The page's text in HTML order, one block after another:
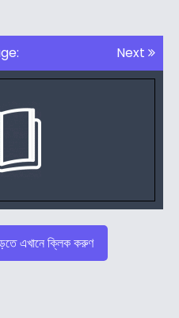
Next
এখানে ক্লিক করুণ